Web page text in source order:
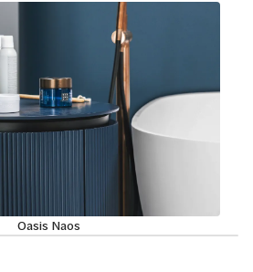
Oasis Naos